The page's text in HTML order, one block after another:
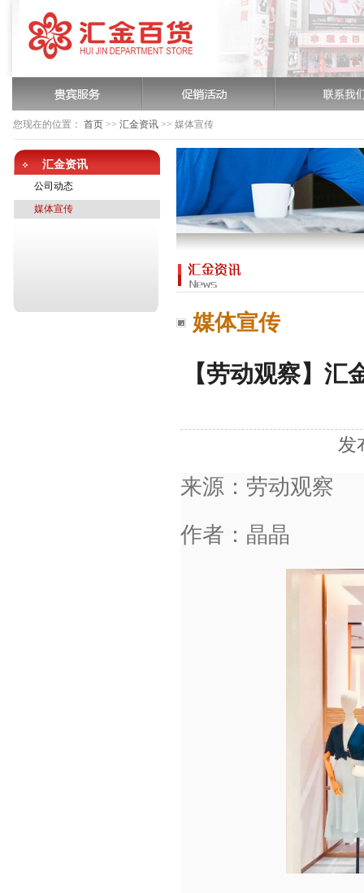
您现在的位置： 首页>> 汇金资讯>> 媒体宣传
汇金资讯
公司动态
媒体宣传
媒体宣传
【劳动观察】
发
来源：劳动观察
作者：晶晶